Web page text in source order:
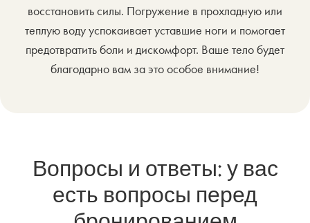
восстановить силы. Погружение в прохладную или
теплую воду успокаивает уставшие ноги и помогает
предотвратить боли и дискомфорт. Ваше тело будет
благодарно вам за это особое внимание!
Вопросы и ответы: у вас
есть вопросы перед